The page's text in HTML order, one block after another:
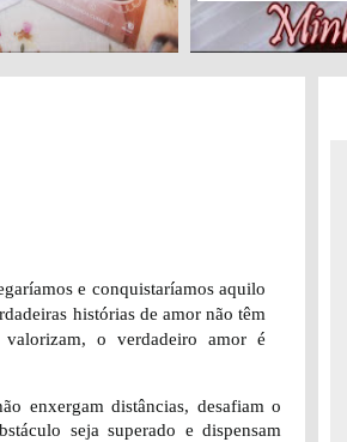
e conquistaríamos aquilo
histórias de amor não têm
o verdadeiro amor é
enxergam distâncias, desafiam o
seja superado e dispensam